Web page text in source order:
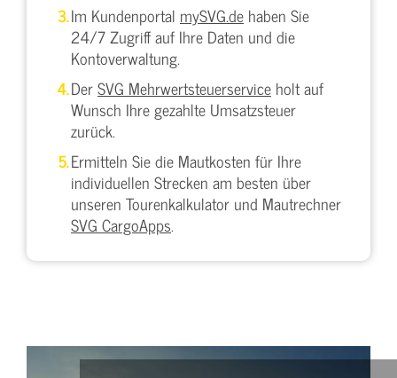
Im Kundenportal mySVG.de haben Sie
24/7 Zugriff auf Ihre Daten und die
Kontoverwaltung.
DerSVG Mehrwertsteuerservice holt auf
Wunsch Ihre gezahlte Umsatzsteuer
zurück.
Ermitteln Sie die Mautkosten für Ihre
individuellen Strecken am besten über
unseren Tourenkalkulator und Mautrechner
SVG CargoApps.